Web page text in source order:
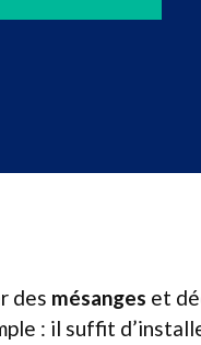
des mésanges et
: il suffit